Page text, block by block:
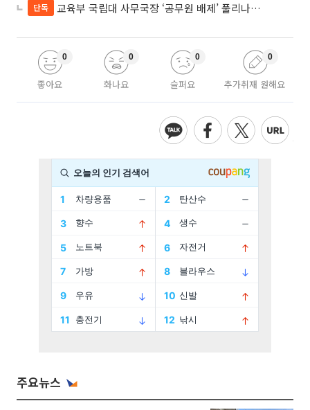
단독 교육부 국립대 사무국장 ‘공무원 배제’ 풀리나…응시자격 다시 열렸다
좋아요
0
화나요
0
슬퍼요
0
추가취재 원해요
0
주요뉴스